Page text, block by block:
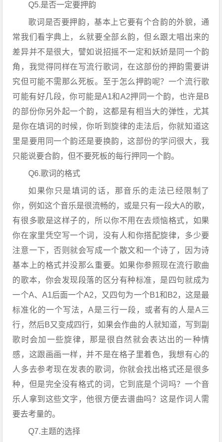
Q5.是否一定要押韵
歌词是否要押韵，基本上它要有个合韵的外貌，通
常我们看字典上，ㄠ就要全部ㄠ韵，但ㄠ跟ㄤ唱出来的
差异并不是很大，譬如说招摇不一定和妖娇是同一个韵
角，我觉得同样在写流行歌词，在这部份的押韵需要讲
究但可能不需那么死板。至于怎么押韵呢？一个流行歌
可能有好几段，你可能是A1和A2押同一个韵，也许是B
的部份你另外起一个韵，这都是有相当大的弹性，尤其
是你在填词的时候，你听到旋律的走法后，你就知道这
里是要用同一个韵还是要换韵，这部份的学问很大，我
只能说要合韵，但不要死板的每行押同一个韵。
Q6.歌词的格式
如果你只是填词的话，那音乐的走法已经限制了
你，例如这个音乐是很流畅的，或是只有一段大A的歌，
有很多歌是这样子的，所以你不用在去烦恼格式，如果
你在家里凭空写一个词，没有人和你搭配旋律，多少要
注意一下，否则就会写成一个散文和一个诗了，因为诗
基本上的格式并没那么重要。如果你参照现在流行歌曲
的歌本，你会发现段落的区分有种标准，是四句就成为
一个A、A1后面一个A2，又四句为一个B1和B2，这是最
标准化的一个写法，A是三行一段，或者有的人是A三
行，然后B又变成四行，如果会作曲的人就知道，写到副
歌时会加一些旋律，那是很自然就会表达出的一种情
感，这跟画画一样，并不是在格子里着色，我想有心的
人多去参考现在发表的歌词，你就会找出格式还是很多
种，但是完全没有格式的词，它到底是个词吗？一个音
乐人拿到这些文字，他很方便去谱曲吗？这是作词人需
要去考量的。
Q7.主题的选择